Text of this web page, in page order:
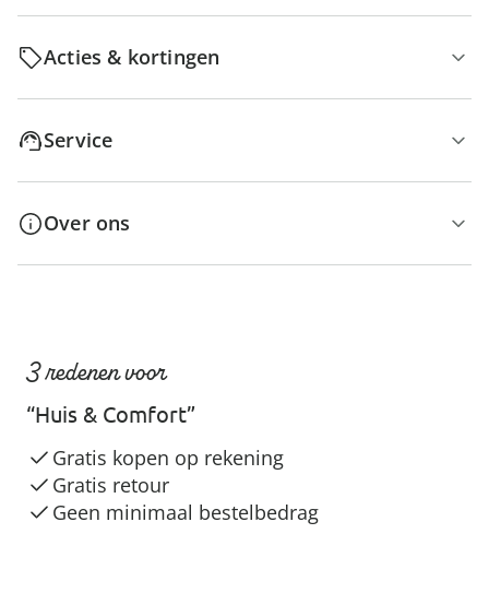
Acties & kortingen
Service
Over ons
3 redenen voor
“Huis & Comfort”
Gratis kopen op rekening
Gratis retour
Geen minimaal bestelbedrag